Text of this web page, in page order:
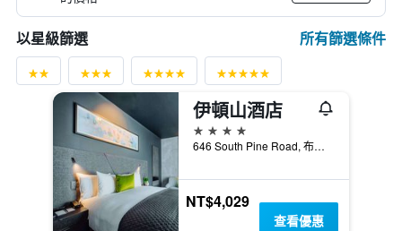
以星級篩選 所有篩選條件
伊頓山酒店
4星級
646 South Pine Road, 布里斯本, QLD, 澳洲
NT$4,029
查看優惠